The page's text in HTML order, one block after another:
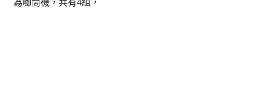
為唧筒機，共有4組，